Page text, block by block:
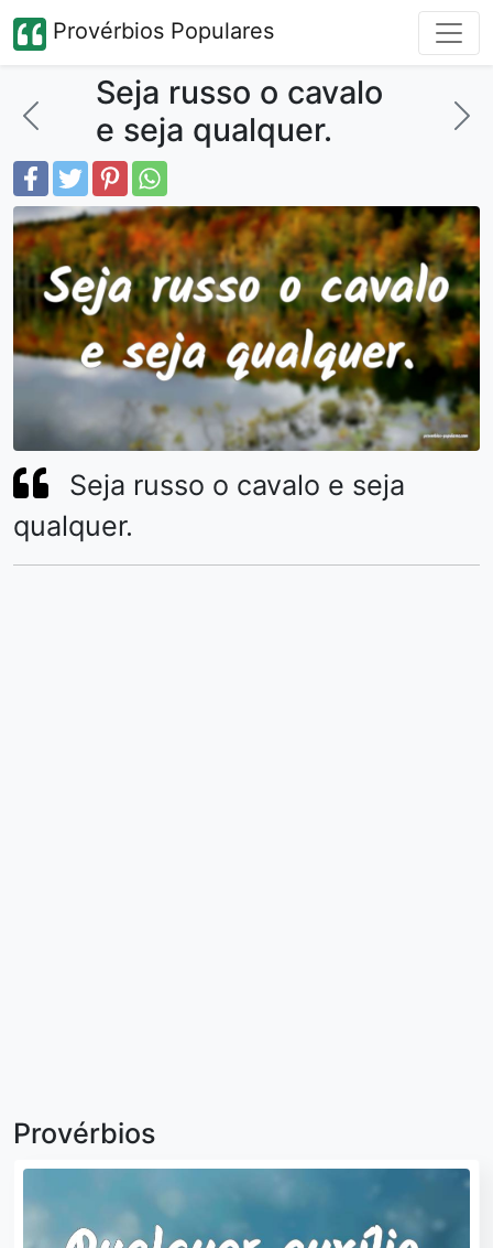
Provérbios Populares
Seja russo o cavalo
e seja qualquer.
Seja russo o cavalo e seja
qualquer.
Provérbios